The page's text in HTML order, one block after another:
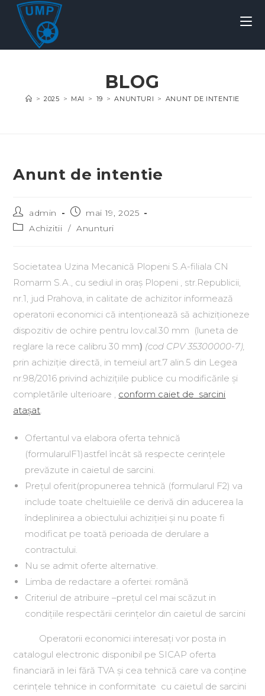
BLOG
> 2025 > MAI > 19 > ANUNTURI > ANUNT DE INTENTIE
Anunt de intentie
admin
mai 19, 2025
Achizitii / Anunturi
Societatea Uzina Mecanică Plopeni S.A-filiala CN
Romarm S.A., cu sediul in oraș Plopeni , str.Republicii,
nr.1, jud Prahova, in calitate de achizitor informează
operatorii economici că intenționează să achiziționeze
dispozitiv de ochire pentru lov.cal.30 mm (luneta de
reglare la rece calibru 30 mm) (cod CPV 35300000-7),
prin achiziție directă, in temeiul art.7 alin.5 din Legea
nr.98/2016 privind achizițiile publice cu modificările și
completările ulterioare , conform caiet de sarcini
atașat.
Ofertantul va elabora oferta tehnică
(formularulF1)astfel încât să respecte cerințele
prevăzute in caietul de sarcini.
Prețul oferit(propunerea tehnică (formularul F2) va
include toate cheltuielile ce derivă din aducerea la
îndeplinirea a obiectului achiziției și nu poate fi
modificat pe toată perioada de derulare a
contractului.
Nu se admit oferte alternative.
Limba de redactare a ofertei: română
Criteriul de atribuire –prețul cel mai scăzut in
condițiile respectării cerințelor din caietul de sarcini
Operatorii economici interesați vor posta in
catalogul electronic disponibil pe SICAP oferta
financiară in lei fără TVA și cea tehnică care va conține
cerințele tehnice in conformitate cu caietul de sarcini